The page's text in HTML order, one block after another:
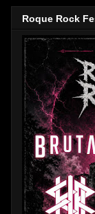
Roque Rock